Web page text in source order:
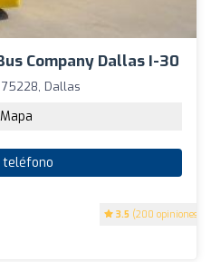
Company Dallas I-30
3.5 (200 opiniones)
Dallas
Mapa
teléfono